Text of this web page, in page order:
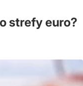
strefy euro?